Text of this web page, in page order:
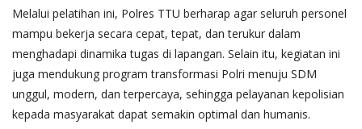
Melalui pelatihan ini, Polres TTU berharap agar seluruh personel
mampu bekerja secara cepat, tepat, dan terukur dalam
menghadapi dinamika tugas di lapangan. Selain itu, kegiatan ini
juga mendukung program transformasi Polri menuju SDM
unggul, modern, dan terpercaya, sehingga pelayanan kepolisian
kepada masyarakat dapat semakin optimal dan humanis.